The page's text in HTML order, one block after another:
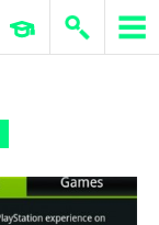
ERP 與商業 AI